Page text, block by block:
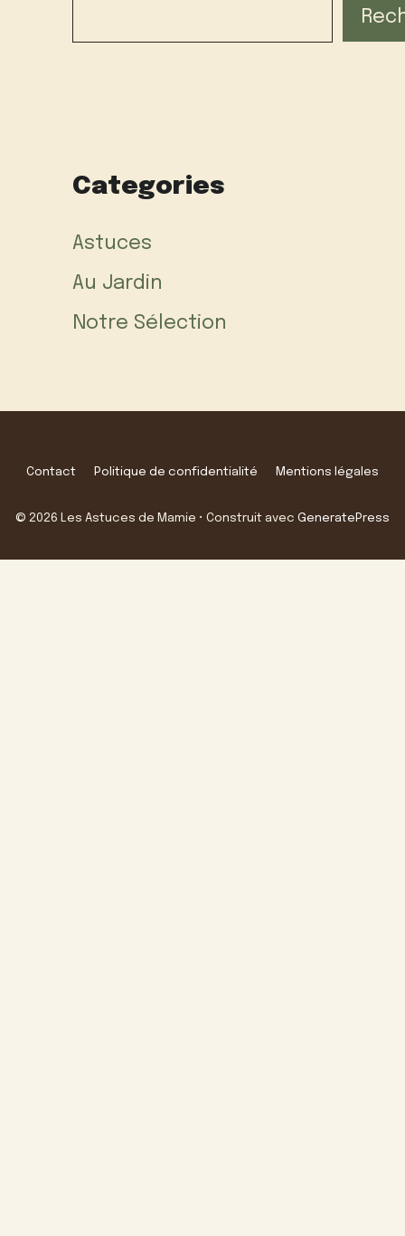
Categories
Astuces
Au Jardin
Notre Sélection
Contact Politique de confidentialité Mentions légales
© 2026 Les Astuces de Mamie • Construit avec GeneratePress